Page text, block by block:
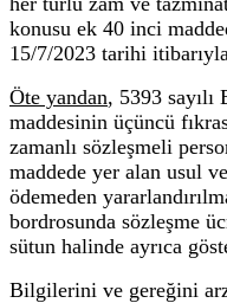
konusu ek 40 inci
15/7/2023 tarihi
Öte yandan, 5393
maddesinin üçüncü
zamanlı sözleşmeli
maddede yer alan usul
ödemeden
bordrosunda sözleşme
sütun halinde ayrıca
Bilgilerini ve gereğini